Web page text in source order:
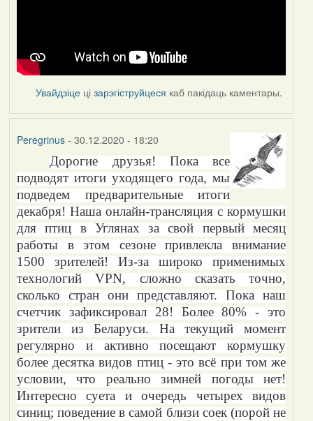
Увайдзіце цізарэгіструйцеся каб пакідаць каментары.
Peregrinus- 30.12.2020 - 18:20
Дорогие друзья! Пока все
подводят итоги уходящего года, мы
подведем предварительные итоги
декабря! Наша онлайн-трансляция с кормушки
для птиц в Углянах за свой первый месяц
работы в этом сезоне привлекла внимание
1500 зрителей! Из-за широко применимых
технологийVPN, сложно сказать точно,
сколько стран они представляют. Пока наш
счетчик зафиксировал 28! Более 80% - это
зрители из Беларуси. На текущий момент
регулярно и активно посещают кормушку
более десятка видов птиц - это всё при том же
условии, что реально зимней погоды нет!
Интересно суета и очередь четырех видов
синиц; поведение в самой близи соек (порой не